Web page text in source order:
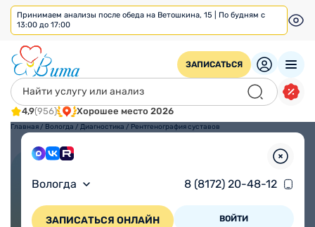
Принимаем анализы после обеда на Ветошкина, 15 | По будням с
13:00 до 17:00
ЗАПИСАТЬСЯ
4,9(956) Хорошее место 2026
Вологда 8 (8172) 20-48-12
ЗАПИСАТЬСЯ ОНЛАЙН ВОЙТИ
Главная / Вологда / Диагностика / Рентгенография суставов